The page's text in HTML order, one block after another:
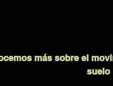
más sobre el
suelo